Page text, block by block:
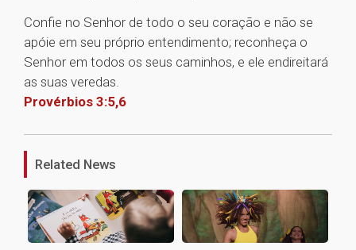
Confie no Senhor de todo o seu coração e não se
apóie em seu próprio entendimento; reconheça o
Senhor em todos os seus caminhos, e ele endireitará
as suas veredas.
Provérbios 3:5,6
Related News